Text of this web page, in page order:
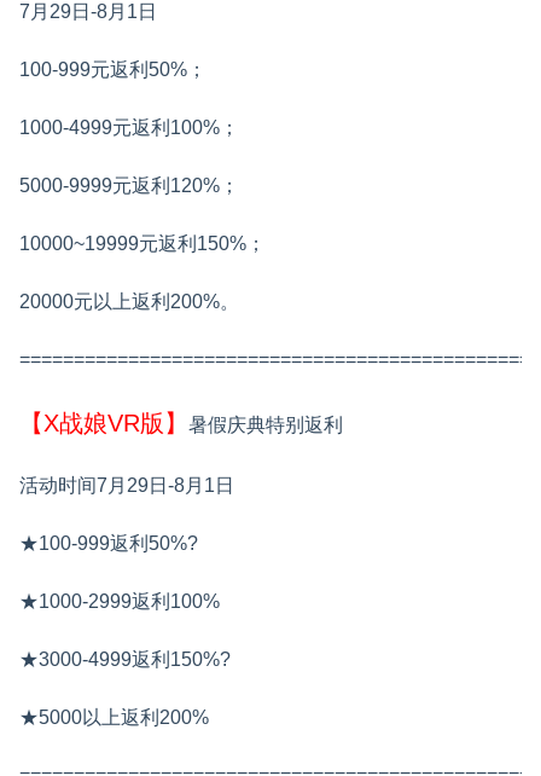
7月29日-8月1日
100-999元返利50%；
1000-4999元返利100%；
5000-9999元返利120%；
10000~19999元返利150%；
20000元以上返利200%。
【X战娘VR版】 暑假庆典特别返利
活动时间7月29日-8月1日
★100-999返利50%?
★1000-2999返利100%
★3000-4999返利150%?
★5000以上返利200%